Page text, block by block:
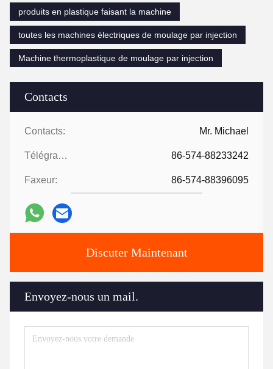
Contacts
Contacts: Mr. Michael
Télégramme: 86-574-88233242
Faxeur: 86-574-88396095
Discuter Maintenant
Envoyez-nous un mail.
produits en plastique faisant la machine
toutes les machines électriques de moulage par injection
Machine thermoplastique de moulage par injection